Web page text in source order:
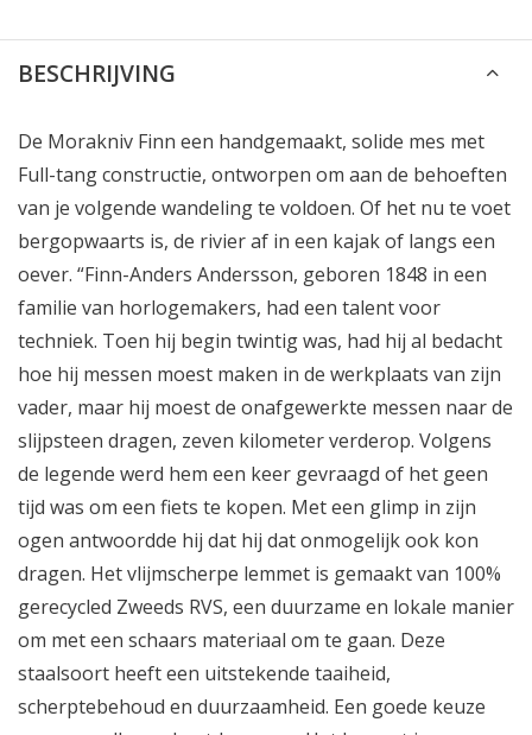
BESCHRIJVING
De Morakniv Finn een handgemaakt, solide mes met
Full-tang constructie, ontworpen om aan de behoeften
van je volgende wandeling te voldoen. Of het nu te voet
bergopwaarts is, de rivier af in een kajak of langs een
oever. “Finn-Anders Andersson, geboren 1848 in een
familie van horlogemakers, had een talent voor
techniek. Toen hij begin twintig was, had hij al bedacht
hoe hij messen moest maken in de werkplaats van zijn
vader, maar hij moest de onafgewerkte messen naar de
slijpsteen dragen, zeven kilometer verderop. Volgens
de legende werd hem een keer gevraagd of het geen
tijd was om een fiets te kopen. Met een glimp in zijn
ogen antwoordde hij dat hij dat onmogelijk ook kon
dragen. Het vlijmscherpe lemmet is gemaakt van 100%
gerecycled Zweeds RVS, een duurzame en lokale manier
om met een schaars materiaal om te gaan. Deze
staalsoort heeft een uitstekende taaiheid,
scherptebehoud en duurzaamheid. Een goede keuze